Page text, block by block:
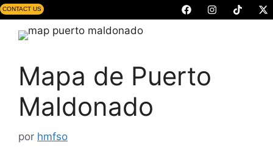
CONTACT US
Mapa de Puerto
Maldonado
por hmfso